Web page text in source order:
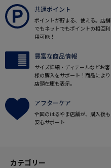
共通ポイント
ポイントが貯まる、使える。店舗
でもネットでもポイントの相互利
用可能！
豊富な商品情報
サイズ詳細・ディテールなどお客
様の購入をサポート！商品により
店頭在庫も表示。
アフターケア
全国のはるやま店舗が、購入後も
安心サポート
カテゴリー